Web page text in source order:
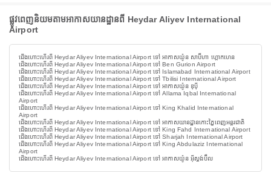
ផ្លូវពេញនិយមតាមអាកាសយានដ្ឋានពី Heydar Aliyev International
Airport
ជើងហោះហើរពី Heydar Aliyev International Airport ទៅ អាកាសយ៉ូន សាប៊ីហា ហ្គោកហេន
ជើងហោះហើរពី Heydar Aliyev International Airport ទៅ Ben Gurion Airport
ជើងហោះហើរពី Heydar Aliyev International Airport ទៅ Islamabad International Airport
ជើងហោះហើរពី Heydar Aliyev International Airport ទៅ Tbilisi International Airport
ជើងហោះហើរពី Heydar Aliyev International Airport ទៅ អាកាសយ៉ូន ឌុប៉ី
ជើងហោះហើរពី Heydar Aliyev International Airport ទៅ Allama Iqbal International
Airport
ជើងហោះហើរពី Heydar Aliyev International Airport ទៅ King Khalid International
Airport
ជើងហោះហើរពី Heydar Aliyev International Airport ទៅ អាកាសយានដ្ឋានកោះភ្នៃពេញអន្តរជាតិ
ជើងហោះហើរពី Heydar Aliyev International Airport ទៅ King Fahd International Airport
ជើងហោះហើរពី Heydar Aliyev International Airport ទៅ Sharjah International Airport
ជើងហោះហើរពី Heydar Aliyev International Airport ទៅ King Abdulaziz International
Airport
ជើងហោះហើរពី Heydar Aliyev International Airport ទៅ អាកាសយ៉ូន អ៊ីស្តង់ប៊ឺល